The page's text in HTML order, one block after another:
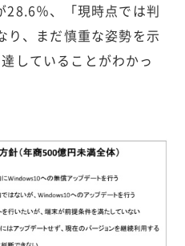
28.6％、「現時点では判
り、まだ慎重な姿勢を示
していることがわかっ